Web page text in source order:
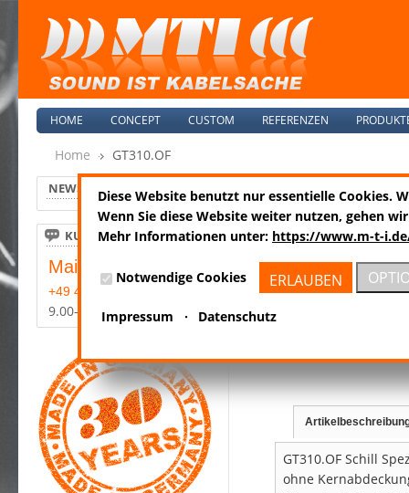
HOME CONCEPT CUSTOM REFERENZEN
Home GT310.OF
GT310.OF
GT310.OF Schill
ohne
NEWS
KUNDENSERVICE
Mail:
+49 4185-8089-0
9.00-17.00 Mo-Fr
Diese Website benutzt nur essentielle Cookies.
Wenn Sie diese Website weiter nutzen, gehen
Mehr Informationen unter: https://www.m-t-
Notwendige Cookies ERLAUBEN
Impressum · Datenschutz